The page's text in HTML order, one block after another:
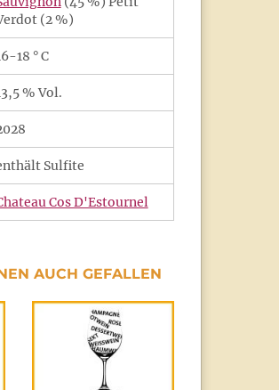
(2 %)
18 ° C
% Vol.
Sulfite
Cos D'Estournel
AUCH GEFALLEN